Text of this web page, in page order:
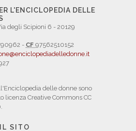
L'ENCICLOPEDIA DELLE
degli Scipioni 6 - 20129
- CF 97562510152
delle donne sono
licenza Creative Commons CC
SITO